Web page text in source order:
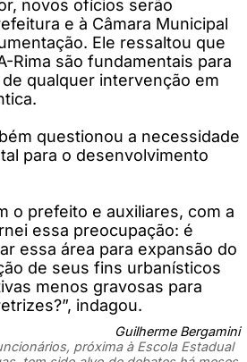
novos ofícios serão
e à Câmara Municipal
Ele ressaltou que
Rima são fundamentais para
qualquer intervenção em
questionou a necessidade
para o desenvolvimento
o prefeito e auxiliares, com a
essa preocupação: é
essa área para expansão do
de seus fins urbanísticos
menos gravosas para
indagou.
Guilherme Bergamini
próxima à Escola Estadual